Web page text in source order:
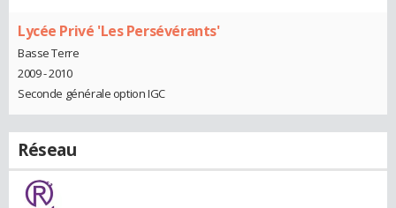
Lycée Privé 'Les Persévérants'
Basse Terre
2009 - 2010
Seconde générale option IGC
Réseau